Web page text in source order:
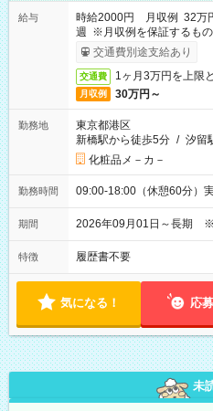
給与
時給2000円 月収例 32万
週 ※月収例を保証するも
ービス利用可（利用条件有）
交通費別途支給あり
交通費 1ヶ月3万円を上限
月収例 30万円～
勤務地
東京都港区
新橋駅から徒歩5分 / 汐留
化粧品メ－カ－
勤務時間 09:00-18:00（休憩60分）
期間 2026年09月01日～長期
特徴 履歴書不要
気になる！ 応
未